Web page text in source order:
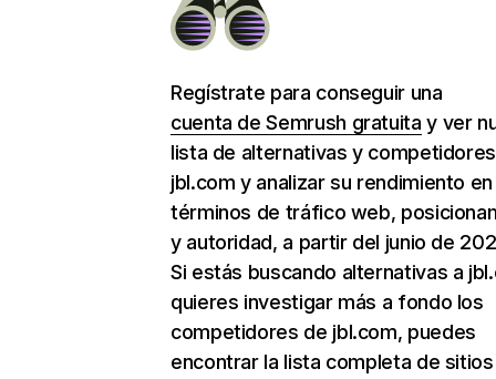
Regístrate para conseguir una
cuenta de Semrush gratuita y ver
lista de alternativas y
jbl.com y analizar su rendimiento en
términos de tráfico web,
y autoridad, a partir del junio de
Si estás buscando alternativas a
quieres investigar más a fondo los
competidores de jbl.com, puedes
encontrar la lista completa de